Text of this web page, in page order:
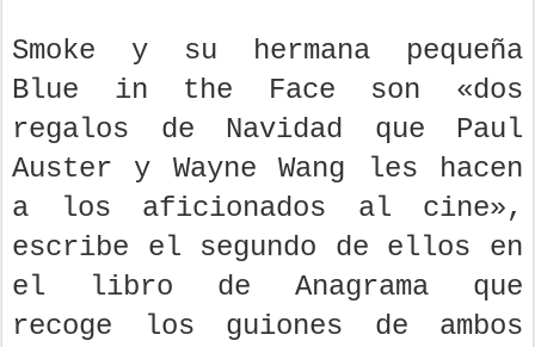
Smoke y su hermana pequeña
Blue in the Face son «dos
regalos de Navidad que Paul
Auster y Wayne Wang les hacen
a los aficionados al cine»,
escribe el segundo de ellos en
el libro de Anagrama que
recoge los guiones de ambos